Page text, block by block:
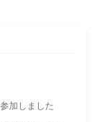
加しました